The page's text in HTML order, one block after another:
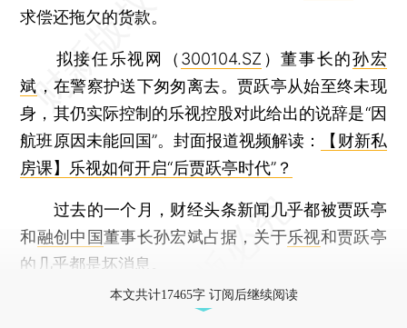
求偿还拖欠的货款。
拟接任乐视网（ 300104.SZ ）董事长的孙宏
斌 ，在警察护送下匆匆离去。贾跃亭从始至终未现
身，其仍实际控制的乐视控股对此给出的说辞是“因
航班原因未能回国”。封面报道视频解读：
【财新私
房课】乐视如何开启“后贾跃亭时代”？
过去的一个月，财经头条新闻几乎都被贾跃亭
和融创中国董事长孙宏斌占据，关于乐视和贾跃亭
的几乎都是坏消息。
本文共计17465字 订阅后继续阅读